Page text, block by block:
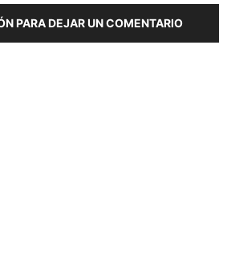
PARA DEJAR UN COMENTARIO